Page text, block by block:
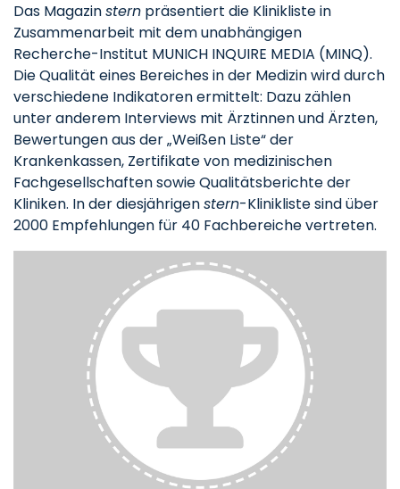
Das Magazinstern präsentiert die Klinikliste in
Zusammenarbeit mit dem unabhängigen
Recherche-Institut MUNICH INQUIRE MEDIA (MINQ).
Die Qualität eines Bereiches in der Medizin wird durch
verschiedene Indikatoren ermittelt: Dazu zählen
unter anderem Interviews mit Ärztinnen und Ärzten,
Bewertungen aus der „Weißen Liste“ der
Krankenkassen, Zertifikate von medizinischen
Fachgesellschaften sowie Qualitätsberichte der
Kliniken. In der diesjährigenstern-Klinikliste sind über
2000 Empfehlungen für 40 Fachbereiche vertreten.